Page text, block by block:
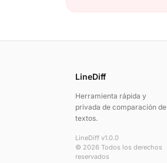
LineDiff
Herramienta rápida y
privada de comparación de
textos.
LineDiff v1.0.0
© 2026 Todos los derechos
reservados